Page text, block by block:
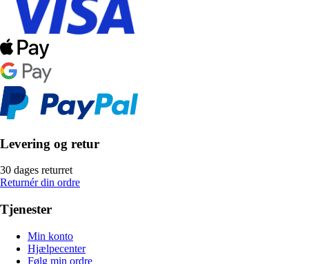
Levering og retur
30 dages returret
Returnér din ordre
Tjenester
Min konto
Hjælpecenter
Følg min ordre